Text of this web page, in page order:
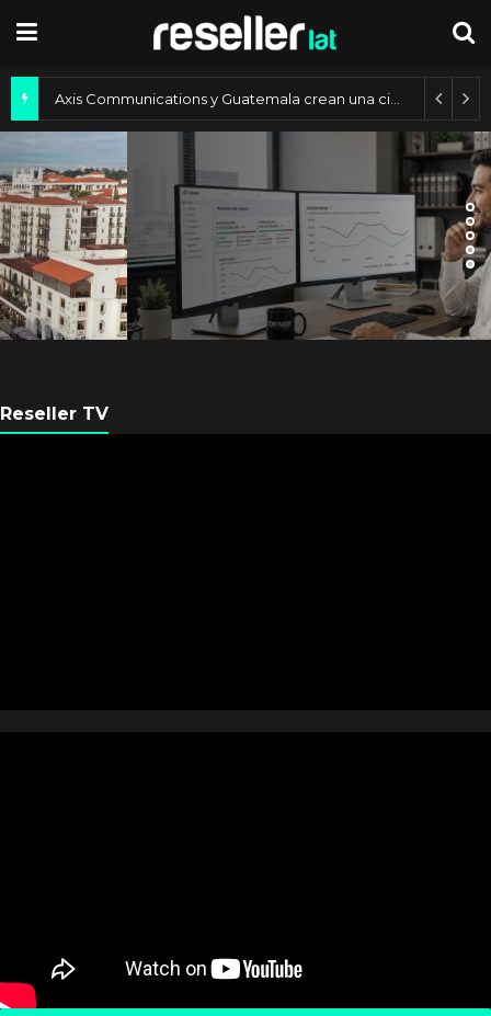
ES NOTICIA
Automatización de las Pymes
depende del conocimiento
Reseller TV